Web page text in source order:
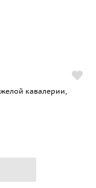
кавалерии,